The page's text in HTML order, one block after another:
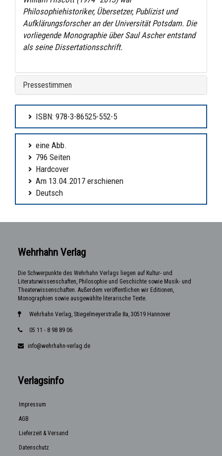
Philosophiehistoriker, Übersetzer, Publizist und
Aufklärungsforscher an der Universität Potsdam. Die
vorliegende Monographie über Saul Ascher entstand
als seine Dissertationsschrift.
Pressestimmen
ISBN: 978-3-86525-552-5
eine Abb.
796 Seiten
Hardcover
Am 13.04.2017 erschienen
Deutsch
Wehrhahn Verlag
Die Schwerpunkte des Wehrhahn Verlags liegen auf Kultur- und
Literaturwissenschaften, Philosophie und Geschichte sowie Musik- und
Theaterwissenschaften. Außerdem veröffentlichen wir Editionen,
Monographien sowie ausgewählte literarische Texte.
Wehrhahn Verlag, Stiegelmeyerstraße 8a, 30519 Hannover
05 11 - 8 98 89 06
info@wehrhahn-verlag.de
Verlagsinfo
Impressum
AGB
Lieferzeit & Versand
Datenschutz